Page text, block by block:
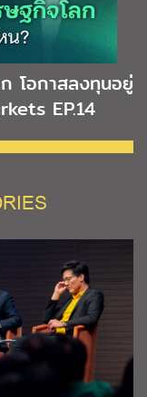
โอกาสลงทุนอยู่
EP.14